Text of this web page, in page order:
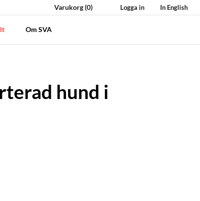
Varukorg(0) Logga in In English
Om SVA
hund i